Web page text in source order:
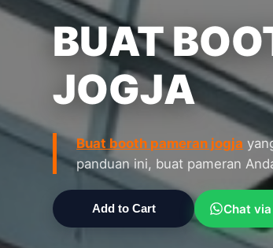
BUAT
JOGJA
Buat booth pameran jogja
panduan ini, buat pameran
Add to Cart Chat